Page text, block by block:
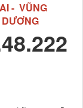
- VŨNG